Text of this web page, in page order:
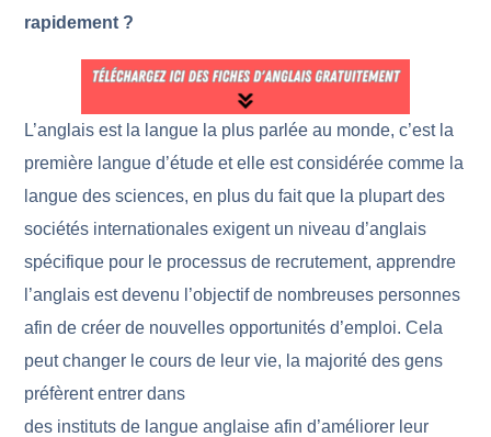
rapidement ?
L’anglais est la langue la plus parlée au monde, c’est la
première langue d’étude et elle est considérée comme la
langue des sciences, en plus du fait que la plupart des
sociétés internationales exigent un niveau d’anglais
spécifique pour le processus de recrutement, apprendre
l’anglais est devenu l’objectif de nombreuses personnes
afin de créer de nouvelles opportunités d’emploi. Cela
peut changer le cours de leur vie, la majorité des gens
préfèrent entrer dans
des instituts de langue anglaise afin d’améliorer leur